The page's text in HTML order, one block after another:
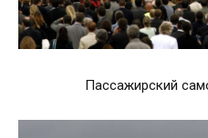
Пассажирский